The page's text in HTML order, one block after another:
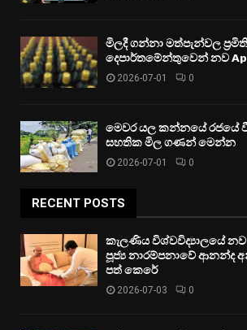
මිලදී ගන්නා මත්පැන්වල
දෙපාර්තමේන්තුවෙන් නව
2026-07-01 0
මෙවර යල කන්නයේ රජයේ
සහතික මිල ගණන් මෙන්න
2026-07-01 0
RECENT POSTS
කැලණිය විශ්වවිද්‍යාලයේ
පූජ්‍ය නාරම්පනාවේ ආනන්ද
පත් කෙරේ
2026-07-03 0